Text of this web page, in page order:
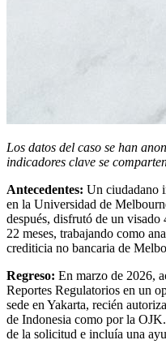
Los datos del caso se han
indicadores clave se
Antecedentes: Un ciudadano
en la Universidad de
después, disfrutó de un
22 meses, trabajando como
crediticia no bancaria de
Regreso: En marzo de 2026,
Reportes Regulatorios en un
sede en Yakarta, recién
de Indonesia como por la
de la solicitud e incluía una